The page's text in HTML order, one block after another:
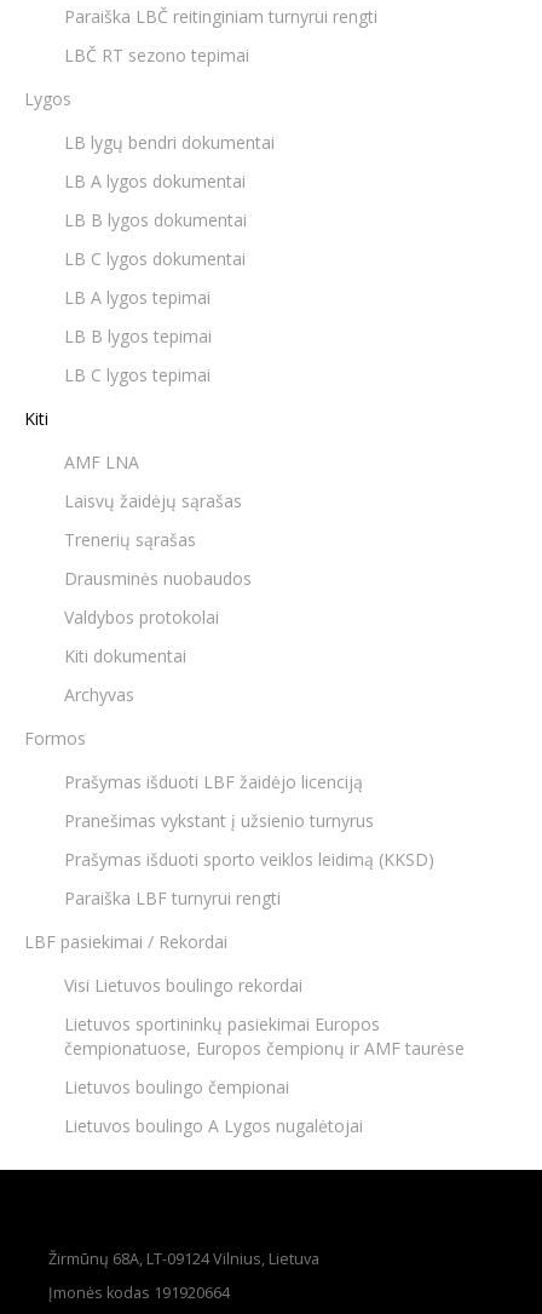
Paraiška LBČ reitinginiam turnyrui rengti
LBČ RT sezono tepimai
Lygos
LB lygų bendri dokumentai
LB A lygos dokumentai
LB B lygos dokumentai
LB C lygos dokumentai
LB A lygos tepimai
LB B lygos tepimai
LB C lygos tepimai
Kiti
AMF LNA
Laisvų žaidėjų sąrašas
Trenerių sąrašas
Drausminės nuobaudos
Valdybos protokolai
Kiti dokumentai
Archyvas
Formos
Prašymas išduoti LBF žaidėjo licenciją
Pranešimas vykstant į užsienio turnyrus
Prašymas išduoti sporto veiklos leidimą (KKSD)
Paraiška LBF turnyrui rengti
LBF pasiekimai / Rekordai
Visi Lietuvos boulingo rekordai
Lietuvos sportininkų pasiekimai Europos
čempionatuose, Europos čempionų ir AMF taurėse
Lietuvos boulingo čempionai
Lietuvos boulingo A Lygos nugalėtojai
Žirmūnų 68A, LT-09124 Vilnius, Lietuva
Įmonės kodas 191920664